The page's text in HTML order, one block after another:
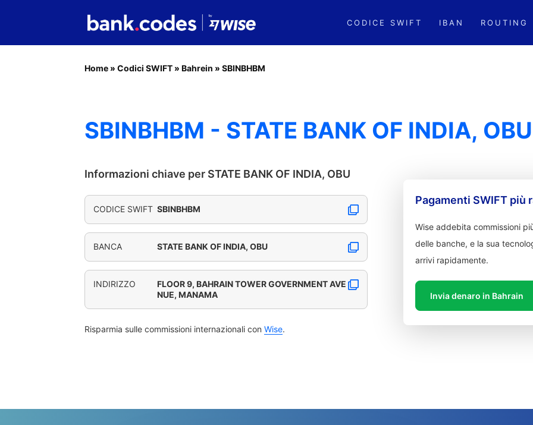
CODICE SWIFT IBAN ROUTING
Home » Codici SWIFT » Bahrein » SBINBHBM
SBINBHBM - STATE BANK OF INDIA, OBU
Informazioni chiave per STATE BANK OF INDIA, OBU
CODICE SWIFT SBINBHBM
BANCA STATE BANK OF INDIA, OBU
INDIRIZZO
FLOOR 9, BAHRAIN TOWER GOVERNMENT AVE
NUE, MANAMA
Risparmia sulle commissioni internazionali con Wise.
Pagamenti SWIFT più
Wise addebita commissioni
delle banche, e la sua
arrivi rapidamente.
Invia denaro in Bahrain